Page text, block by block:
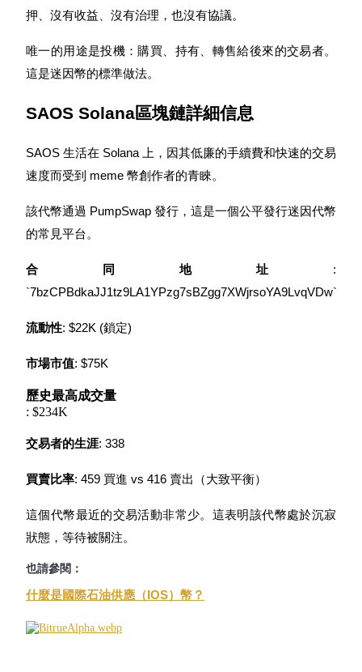
機槍池
一鍵質押鎖定高收益
押、沒有收益、沒有治理，也沒有協議。
唯一的用途是投機：購買、持有、轉售給後來的交易者。
這是迷因幣的標準做法。
SAOS Solana區塊鏈詳細信息
SAOS 生活在 Solana 上，因其低廉的手續費和快速的交易
速度而受到 meme 幣創作者的青睞。
該代幣通過 PumpSwap 發行，這是一個公平發行迷因代幣
的常見平台。
合同地址 :
`7bzCPBdkaJJ1tz9LA1YPzg7sBZgg7XWjrsoYA9LvqVDw`
流動性: $22K (鎖定)
市場市值: $75K
歷史最高成交量
: $234K
交易者的生涯: 338
買賣比率: 459 買進 vs 416 賣出（大致平衡）
這個代幣最近的交易活動非常少。這表明該代幣處於沉寂
狀態，等待被關注。
也請參閱：
什麼是國際石油供應（IOS）幣？